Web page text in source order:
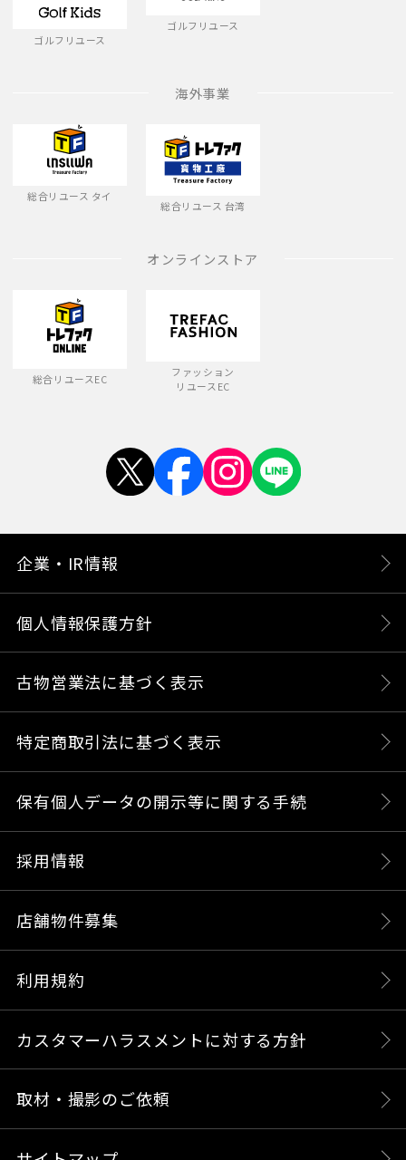
ゴルフリユース
ゴルフリユース
海外事業
総合リユース タイ
総合リユース 台湾
オンラインストア
総合リユースEC
ファッション
リユースEC
企業・IR情報
個人情報保護方針
古物営業法に基づく表示
特定商取引法に基づく表示
保有個人データの開示等に関する手続
採用情報
店舗物件募集
利用規約
カスタマーハラスメントに対する方針
取材・撮影のご依頼